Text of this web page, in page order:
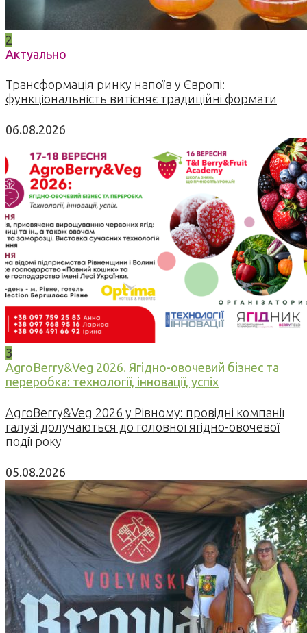
2
Актуально
Трансформація ринку напоїв у Європі:
функціональність витісняє традиційні формати
06.08.2026
3
AgroBerry&Veg 2026. Ягідно-овочевий бізнес та
переробка: технології, інновації, успіх
AgroBerry&Veg 2026 у Рівному: провідні компанії
галузі долучаються до головної ягідно-овочевої
події року
05.08.2026